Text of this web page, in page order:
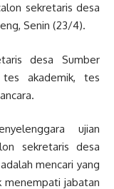
sekretaris desa
Senin (23/4).
desa Sumber
akademik, tes
ujian
sekretaris desa
mencari yang
menempati jabatan